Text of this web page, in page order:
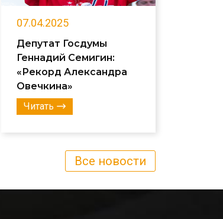
07.04.2025
Депутат Госдумы
Геннадий Семигин:
«Рекорд Александра
Овечкина»
Читать
Все новости